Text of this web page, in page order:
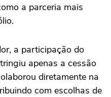
a parceria mais
a participação do
apenas a cessão
diretamente na
com escolhas de